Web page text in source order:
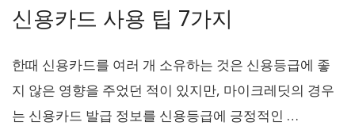
리
신용카드 사용 팁 7가지
한때 신용카드를 여러 개 소유하는 것은 신용등급에 좋
지 않은 영향을 주었던 적이 있지만, 마이크레딧의 경우
는 신용카드 발급 정보를 신용등급에 긍정적인 …